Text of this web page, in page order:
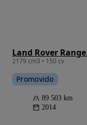
Land Rover
2179 cm3 • 150 cv
Promovido
89 503 km
2014